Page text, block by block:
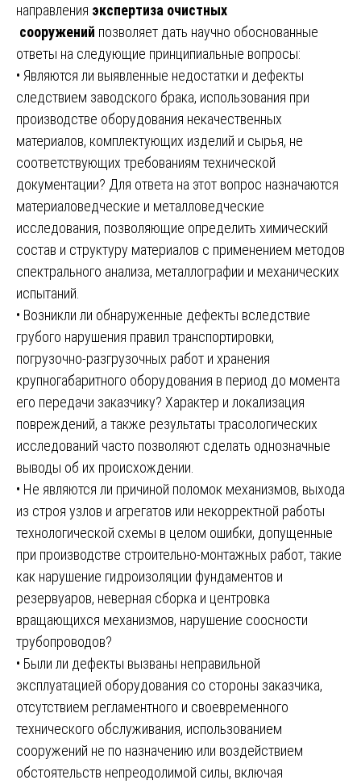
направления экспертиза очистных
сооружений позволяет дать научно обоснованные
ответы на следующие принципиальные вопросы:
• Являются ли выявленные недостатки и дефекты
следствием заводского брака, использования при
производстве оборудования некачественных
материалов, комплектующих изделий и сырья, не
соответствующих требованиям технической
документации? Для ответа на этот вопрос назначаются
материаловедческие и металловедческие
исследования, позволяющие определить химический
состав и структуру материалов с применением методов
спектрального анализа, металлографии и механических
испытаний.
• Возникли ли обнаруженные дефекты вследствие
грубого нарушения правил транспортировки,
погрузочно-разгрузочных работ и хранения
крупногабаритного оборудования в период до момента
его передачи заказчику? Характер и локализация
повреждений, а также результаты трасологических
исследований часто позволяют сделать однозначные
выводы об их происхождении.
• Не являются ли причиной поломок механизмов, выхода
из строя узлов и агрегатов или некорректной работы
технологической схемы в целом ошибки, допущенные
при производстве строительно-монтажных работ, такие
как нарушение гидроизоляции фундаментов и
резервуаров, неверная сборка и центровка
вращающихся механизмов, нарушение соосности
трубопроводов?
• Были ли дефекты вызваны неправильной
эксплуатацией оборудования со стороны заказчика,
отсутствием регламентного и своевременного
технического обслуживания, использованием
сооружений не по назначению или воздействием
обстоятельств непреодолимой силы, включая